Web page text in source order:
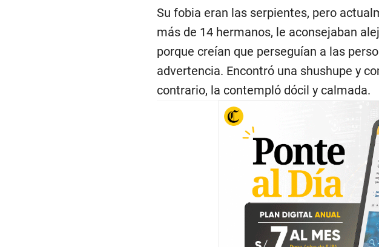
Su fobia eran las serpientes, pero
más de 14 hermanos, le aconsejaban
porque creían que perseguían a las
advertencia. Encontró una shushupe y
contrario, la contempló dócil y calmada.